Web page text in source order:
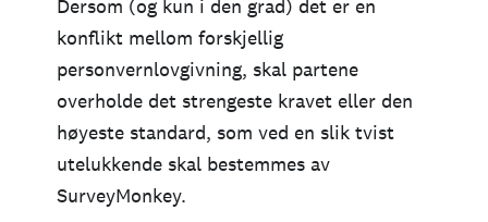
Dersom (og kun i den grad) det er en
konflikt mellom forskjellig
personvernlovgivning, skal partene
overholde det strengeste kravet eller den
høyeste standard, som ved en slik tvist
utelukkende skal bestemmes av
SurveyMonkey.